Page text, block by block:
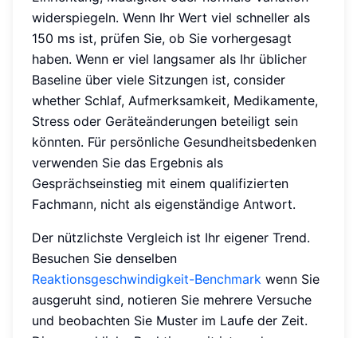
widerspiegeln. Wenn Ihr Wert viel schneller als
150 ms ist, prüfen Sie, ob Sie vorhergesagt
haben. Wenn er viel langsamer als Ihr üblicher
Baseline über viele Sitzungen ist, consider
whether Schlaf, Aufmerksamkeit, Medikamente,
Stress oder Geräteänderungen beteiligt sein
könnten. Für persönliche Gesundheitsbedenken
verwenden Sie das Ergebnis als
Gesprächseinstieg mit einem qualifizierten
Fachmann, nicht als eigenständige Antwort.
Der nützlichste Vergleich ist Ihr eigener Trend.
Besuchen Sie denselben
Reaktionsgeschwindigkeit-Benchmark wenn Sie
ausgeruht sind, notieren Sie mehrere Versuche
und beobachten Sie Muster im Laufe der Zeit.